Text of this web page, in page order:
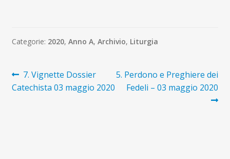
Categorie: 2020, Anno A, Archivio, Liturgia
Navigazione
articoli
Articolo
precedente:
7. Vignette Dossier
Catechista 03 maggio 2020
Articolo
successivo:
5. Perdono e Preghiere dei
Fedeli – 03 maggio 2020